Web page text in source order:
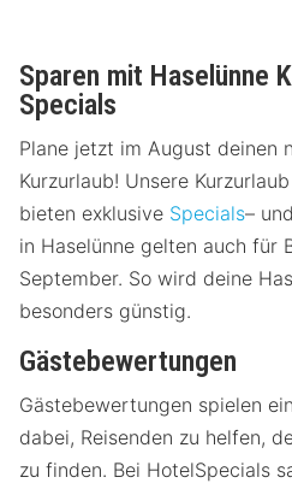
Sparen mit Haselünne
Specials
Plane jetzt im August deinen
Kurzurlaub! Unsere
bieten exklusive Specials–
in Haselünne gelten auch für
September. So wird deine
besonders günstig.
Gästebewertungen
Gästebewertungen spielen
dabei, Reisenden zu helfen,
zu finden. Bei HotelSpecials